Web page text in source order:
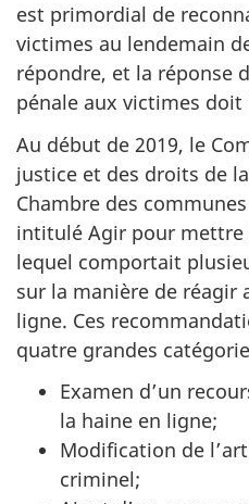
est primordial de
victimes au lendemain
répondre, et la réponse
pénale aux victimes
Au début de 2019, le
justice et des droits de
Chambre des
intitulé Agir pour mettre
lequel comportait
sur la manière de réagir
ligne. Ces
quatre grandes
Examen d’un
la haine en ligne;
Modification de
criminel;